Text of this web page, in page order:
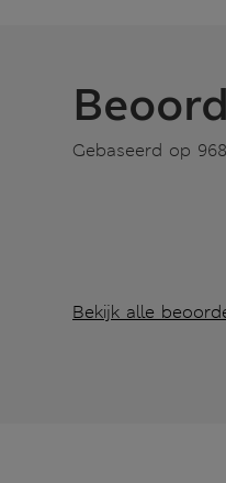
Gebaseerd op
Bekijk alle